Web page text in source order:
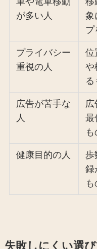
が多い人
象
プ
プライバシー
重視の人
位
や
る
広告が苦手な
人
広
最
健康目的の人
歩
録
失敗しにくい選